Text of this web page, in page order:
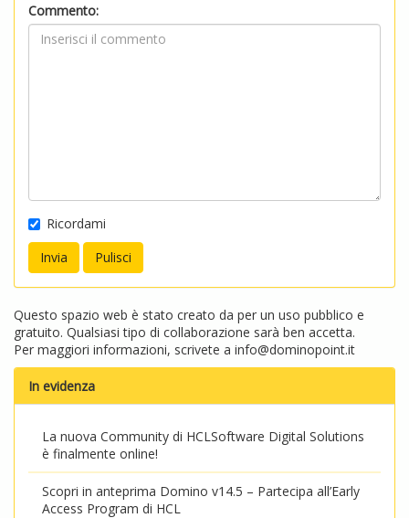
Commento:
Ricordami
Questo spazio web è stato creato da per un uso pubblico e
gratuito. Qualsiasi tipo di collaborazione sarà ben accetta.
Per maggiori informazioni, scrivete a info@dominopoint.it
In evidenza
La nuova Community di HCLSoftware Digital Solutions
è finalmente online!
Scopri in anteprima Domino v14.5 – Partecipa all’Early
Access Program di HCL